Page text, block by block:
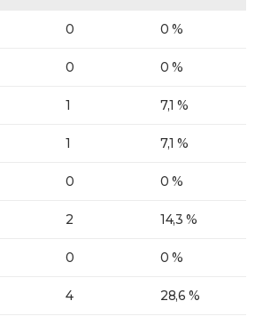
0 0 %
0 0 %
1 7,1 %
1 7,1 %
0 0 %
2 14,3 %
0 0 %
4 28,6 %